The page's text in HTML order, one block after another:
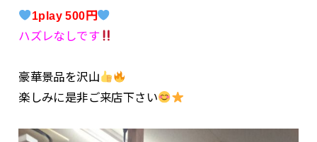
1play 500円
ハズレなしです
豪華景品を沢山
楽しみに是非ご来店下さい